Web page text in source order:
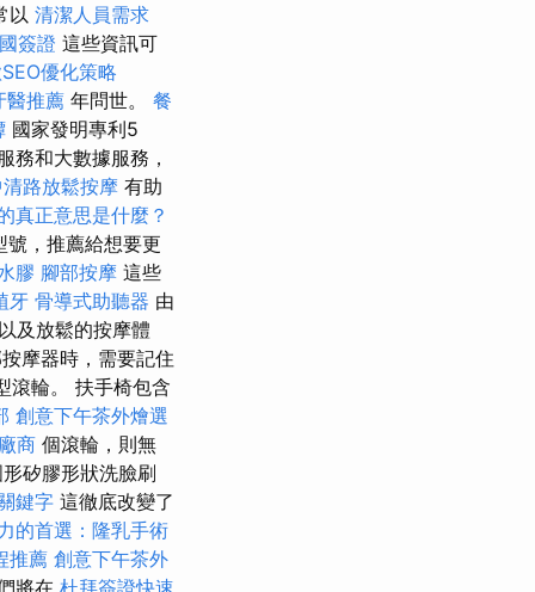
以 清潔人員需求
簽證 這些資訊可
優化策略
醫推薦 年問世。 餐
國家發明專利5
務和大數據服務，
路放鬆按摩 有助
真正意思是什麼？
號，推薦給想要更
膠 腳部按摩 這些
牙 骨導式助聽器 由
及放鬆的按摩體
摩器時，需要記住
滾輪。 扶手椅包含
創意下午茶外燴選
商 個滾輪，則無
矽膠形狀洗臉刷
鍵字 這徹底改變了
的首選：隆乳手術
推薦 創意下午茶外
將在 杜拜簽證快速